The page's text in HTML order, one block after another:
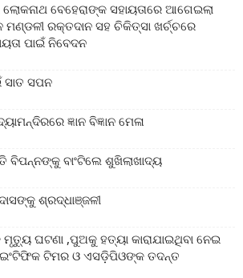
ଲୋକନାଥ ବେହେରାଙ୍କ ସହାୟତାରେ ଆଗେଇଲା
ମଣ୍ଡଳୀ ରକ୍ତଦାନ ସହ ଚିକିତ୍ସା ଖର୍ଚ୍ଚରେ
ପାଇଁ ନିବେଦନ
ସାତ ସପନ
ଜ୍ଞାନ ବିଜ୍ଞାନ ମେଳା
ବିପନ୍ନଙ୍କୁ ବାଂଟିଲେ ଶୁଖିଲାଖାଦ୍ୟ
ଶ୍ରଦ୍ଧାଞ୍ଜଳୀ
ଘଟଣା ,ପୁଅକୁ ହତ୍ୟା କାରାଯାଇଥିବା ନେଇ
ଟିମର ଓ ଏସଡ଼ିପିଓଙ୍କ ତଦନ୍ତ